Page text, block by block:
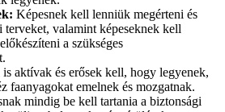
Képesnek kell lenniük megérteni és
terveket, valamint képeseknek kell
a szükséges
aktívak és erősek kell, hogy legyenek,
faanyagokat emelnek és mozgatnak.
mindig be kell tartania a biztonsági